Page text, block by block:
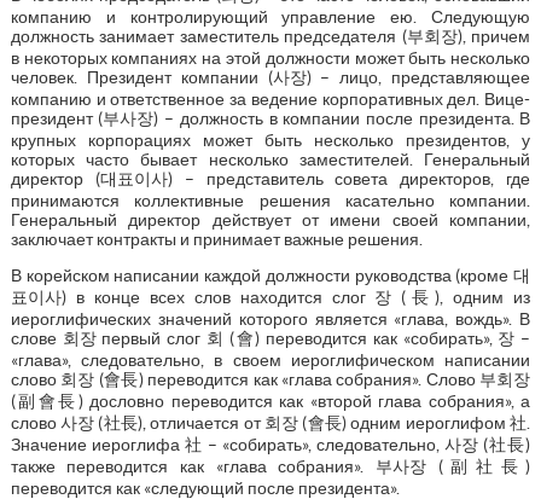
компанию и контролирующий управление ею. Следующую
должность занимает заместитель председателя (부회장), причем
в некоторых компаниях на этой должности может быть несколько
человек. Президент компании (사장) – лицо, представляющее
компанию и ответственное за ведение корпоративных дел. Вице-
президент (부사장) – должность в компании после президента. В
крупных корпорациях может быть несколько президентов, у
которых часто бывает несколько заместителей. Генеральный
директор (대표이사) – представитель совета директоров, где
принимаются коллективные решения касательно компании.
Генеральный директор действует от имени своей компании,
заключает контракты и принимает важные решения.
В корейском написании каждой должности руководства (кроме 대
표이사) в конце всех слов находится слог 장 (長), одним из
иероглифических значений которого является «глава, вождь». В
слове 회장 первый слог 회 (會) переводится как «собирать», 장 –
«глава», следовательно, в своем иероглифическом написании
слово 회장 (會長) переводится как «глава собрания». Слово 부회장
(副會長) дословно переводится как «второй глава собрания», а
слово 사장 (社長), отличается от 회장 (會長) одним иероглифом 社.
Значение иероглифа 社 – «собирать», следовательно, 사장 (社長)
также переводится как «глава собрания». 부사장 (副社長)
переводится как «следующий после президента».